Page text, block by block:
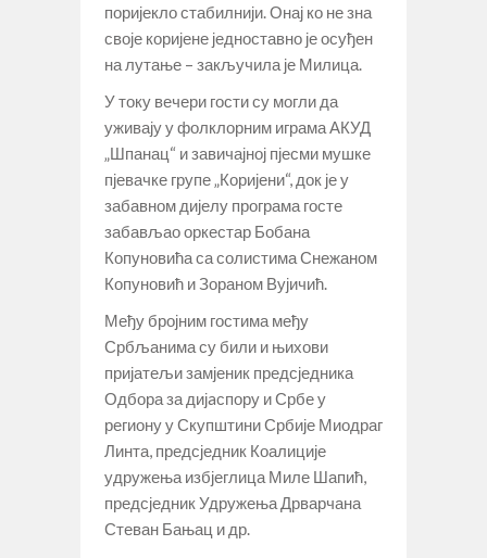
поријекло стабилнији. Онај ко не зна
своје коријене једноставно је осуђен
на лутање – закључила је Милица.
У току вечери гости су могли да
уживају у фолклорним играма АКУД
„Шпанац“ и завичајној пјесми мушке
пјевачке групе „Коријени“, док је у
забавном дијелу програма госте
забављао оркестар Бобана
Копуновића са солистима Снежаном
Копуновић и Зораном Вујичић.
Међу бројним гостима међу
Србљанима су били и њихови
пријатељи замјеник предсједника
Одбора за дијaспору и Србе у
региону у Скупштини Србије Миодраг
Линта, предсједник Коалиције
удружења избјеглица Миле Шапић,
предсједник Удружења Дрварчана
Стеван Бањац и др.